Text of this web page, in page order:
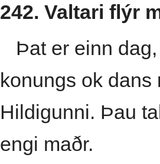
242. Valtari flýr
Þat er einn dag,
konungs ok
Hildigunni. Þau
engi maðr.